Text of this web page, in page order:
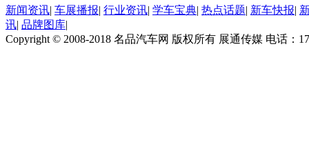
新闻资讯| 车展播报| 行业资讯| 学车宝典| 热点话题| 新车快报|
讯| 品牌图库|
Copyright © 2008-2018 名品汽车网 版权所有 展通传媒 电话：